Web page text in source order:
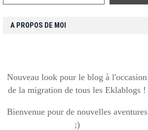
A PROPOS DE MOI
Nouveau look pour le blog à l'occasion
de la migration de tous les Eklablogs !
Bienvenue pour de nouvelles aventures
;)